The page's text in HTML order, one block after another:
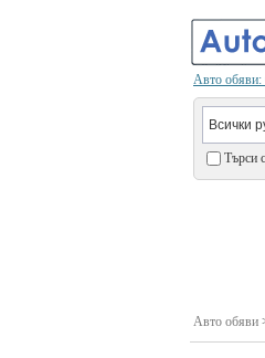
Авто обяви:
Търси
Авто обяви